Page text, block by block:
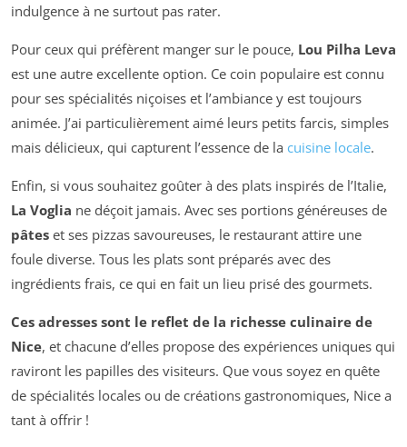
indulgence à ne surtout pas rater.
Pour ceux qui préfèrent manger sur le pouce, Lou Pilha Leva
est une autre excellente option. Ce coin populaire est connu
pour ses spécialités niçoises et l’ambiance y est toujours
animée. J’ai particulièrement aimé leurs petits farcis, simples
mais délicieux, qui capturent l’essence de la cuisine locale.
Enfin, si vous souhaitez goûter à des plats inspirés de l’Italie,
La Voglia ne déçoit jamais. Avec ses portions généreuses de
pâtes et ses pizzas savoureuses, le restaurant attire une
foule diverse. Tous les plats sont préparés avec des
ingrédients frais, ce qui en fait un lieu prisé des gourmets.
Ces adresses sont le reflet de la richesse culinaire de
Nice, et chacune d’elles propose des expériences uniques qui
raviront les papilles des visiteurs. Que vous soyez en quête
de spécialités locales ou de créations gastronomiques, Nice a
tant à offrir !